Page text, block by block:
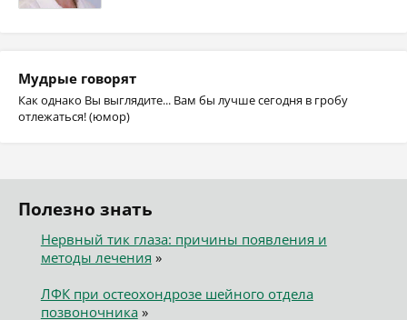
Мудрые говорят
Как однако Вы выглядите... Вам бы лучше сегодня в гробу
отлежаться! (юмор)
Полезно знать
Нервный тик глаза: причины появления и
методы лечения »
ЛФК при остеохондрозе шейного отдела
позвоночника»